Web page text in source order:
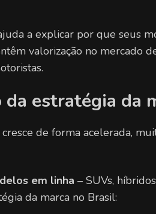
a explicar por que seus
valorização no mercado
estratégia da
de forma acelerada,
em linha – SUVs,
da marca no Brasil: